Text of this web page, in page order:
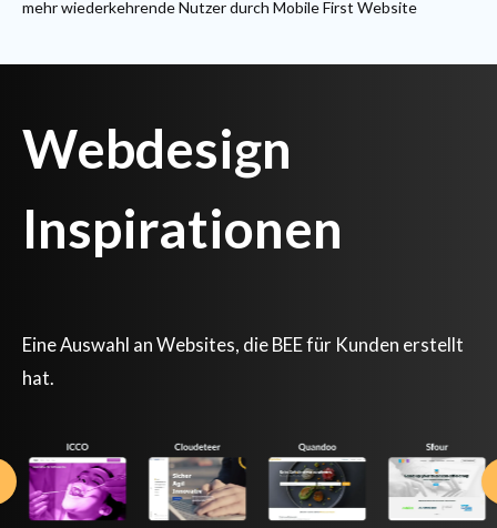
mehr wiederkehrende Nutzer durch Mobile First Website
Webdesign
Inspirationen
Eine Auswahl an Websites, die BEE für Kunden erstellt
hat.